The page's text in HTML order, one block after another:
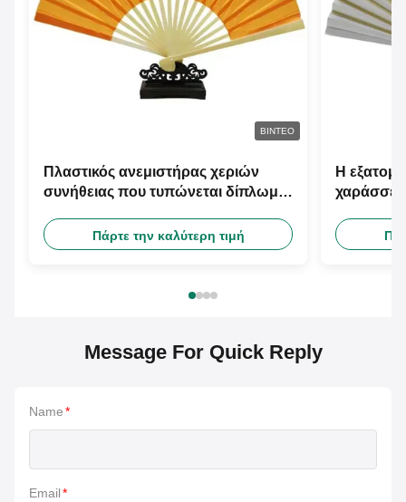
ΒΊΝΤΕΟ
Πλαστικός ανεμιστήρας χεριών
συνήθειας που τυπώνεται δίπλωμα
μπαμπούΠάρτε την καλύτερη τιμή
Η
χαράσσει
Message For Quick Reply
Name*
Email*